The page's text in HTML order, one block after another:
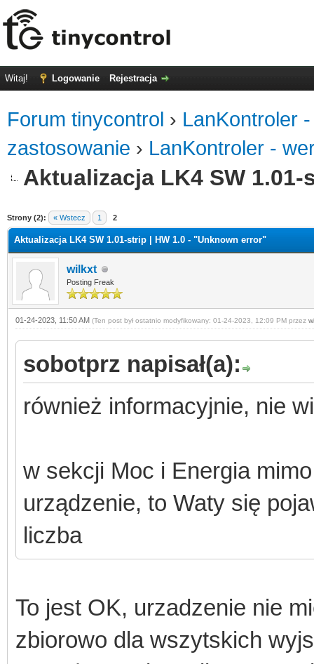
Witaj! Logowanie Rejestracja
Forum tinycontrol › LanKontroler
zastosowanie › LanKontroler -
Aktualizacja LK4 SW
Strony (2): « Wstecz 1 2
Aktualizacja LK4 SW 1.01-strip | HW 1.0 - "Unknown error"
wilkxt
Posting Freak
01-24-2023, 11:50 AM (Ten post był ostatnio modyfikowany: 01-24-2023, 12:09 PM przez
sobotprz napisał(a):
również informacyjnie, nie
w sekcji Moc i Energia
urządzenie, to Waty się
liczba
To jest OK, urzadzenie nie
zbiorowo dla wszytskich